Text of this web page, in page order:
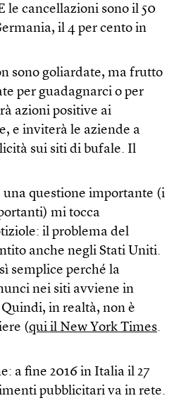
le cancellazioni sono il 50
il 4 per cento in
sono goliardate, ma frutto
per guadagnarci o per
azioni positive ai
e inviterà le aziende a
sui siti di bufale. Il
una questione importante (i
mi tocca
il problema del
anche negli Stati Uniti.
semplice perché la
nei siti avviene in
in realtà, non è
(qui il New York Times.
a fine 2016 in Italia il 27
pubblicitari va in rete.